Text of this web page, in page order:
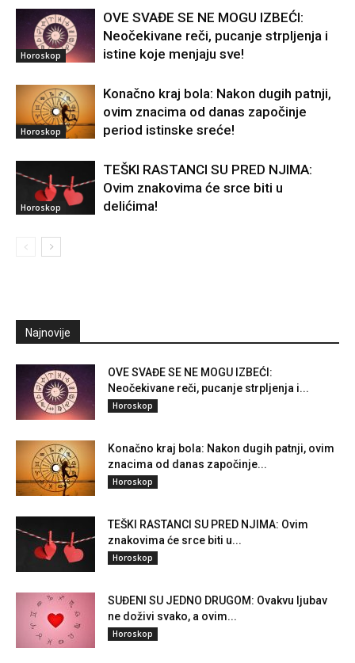
Horoskop
OVE SVAĐE SE NE MOGU IZBEĆI:
Neočekivane reči, pucanje strpljenja i
istine koje menjaju sve!
Horoskop
Konačno kraj bola: Nakon dugih patnji,
ovim znacima od danas započinje
period istinske sreće!
Horoskop
TEŠKI RASTANCI SU PRED NJIMA:
Ovim znakovima će srce biti u
delićima!
Najnovije
OVE SVAĐE SE NE MOGU IZBEĆI:
Neočekivane reči, pucanje strpljenja i...
Horoskop
Konačno kraj bola: Nakon dugih patnji, ovim
znacima od danas započinje...
Horoskop
TEŠKI RASTANCI SU PRED NJIMA: Ovim
znakovima će srce biti u...
Horoskop
SUĐENI SU JEDNO DRUGOM: Ovakvu ljubav
ne doživi svako, a ovim...
Horoskop